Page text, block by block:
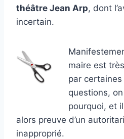
théâtre Jean Arp, dont
incertain.
maire est
par certaines
questions,
pourquoi, et
alors preuve d’un
inapproprié.